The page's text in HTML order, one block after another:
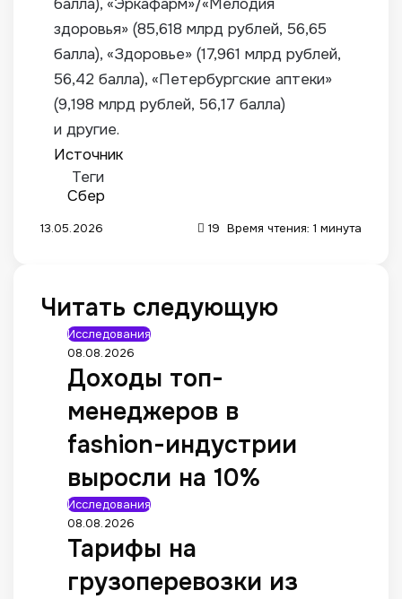
балла), «Эркафарм»/«Мелодия
здоровья» (85,618 млрд рублей, 56,65
балла), «Здоровье» (17,961 млрд рублей,
56,42 балла), «Петербургские аптеки»
(9,198 млрд рублей, 56,17 балла)
и другие.
Источник
Теги
Сбер
13.05.2026 19 Время чтения: 1 минута
Читать следующую
Исследования
08.08.2026
Доходы топ-
менеджеров в
fashion-индустрии
выросли на 10%
Исследования
08.08.2026
Тарифы на
грузоперевозки из